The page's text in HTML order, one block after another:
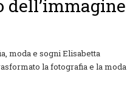
dell’immagine
moda e sogni Elisabetta
la fotografia e la moda